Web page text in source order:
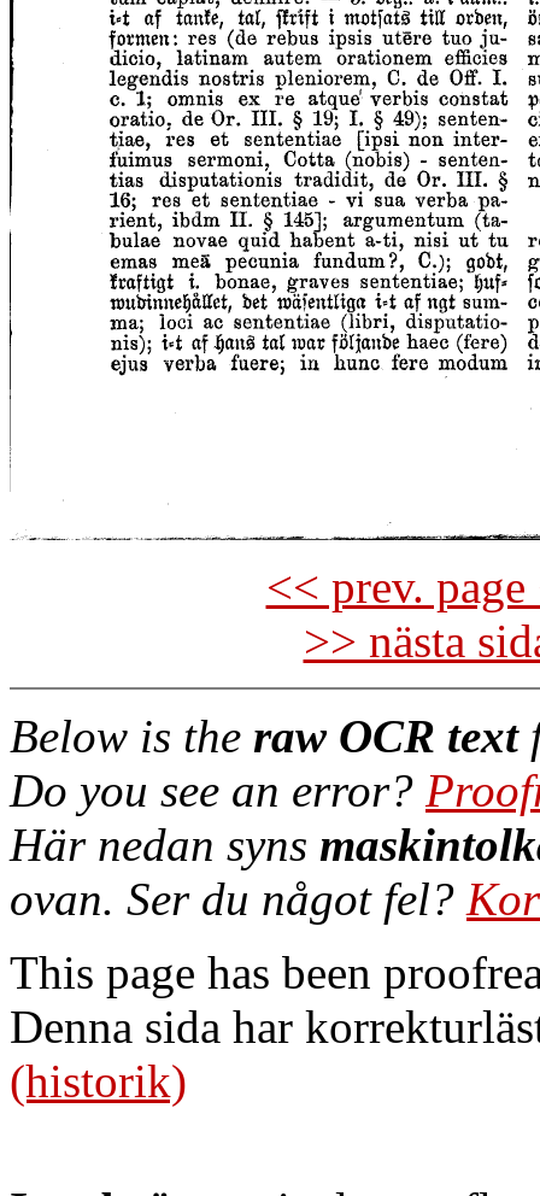
<< prev.
>> nästa
Below is the raw OCR text
Do you see an error?
Här nedan syns
ovan. Ser du något fel?
This page has been
Denna sida har
(historik)